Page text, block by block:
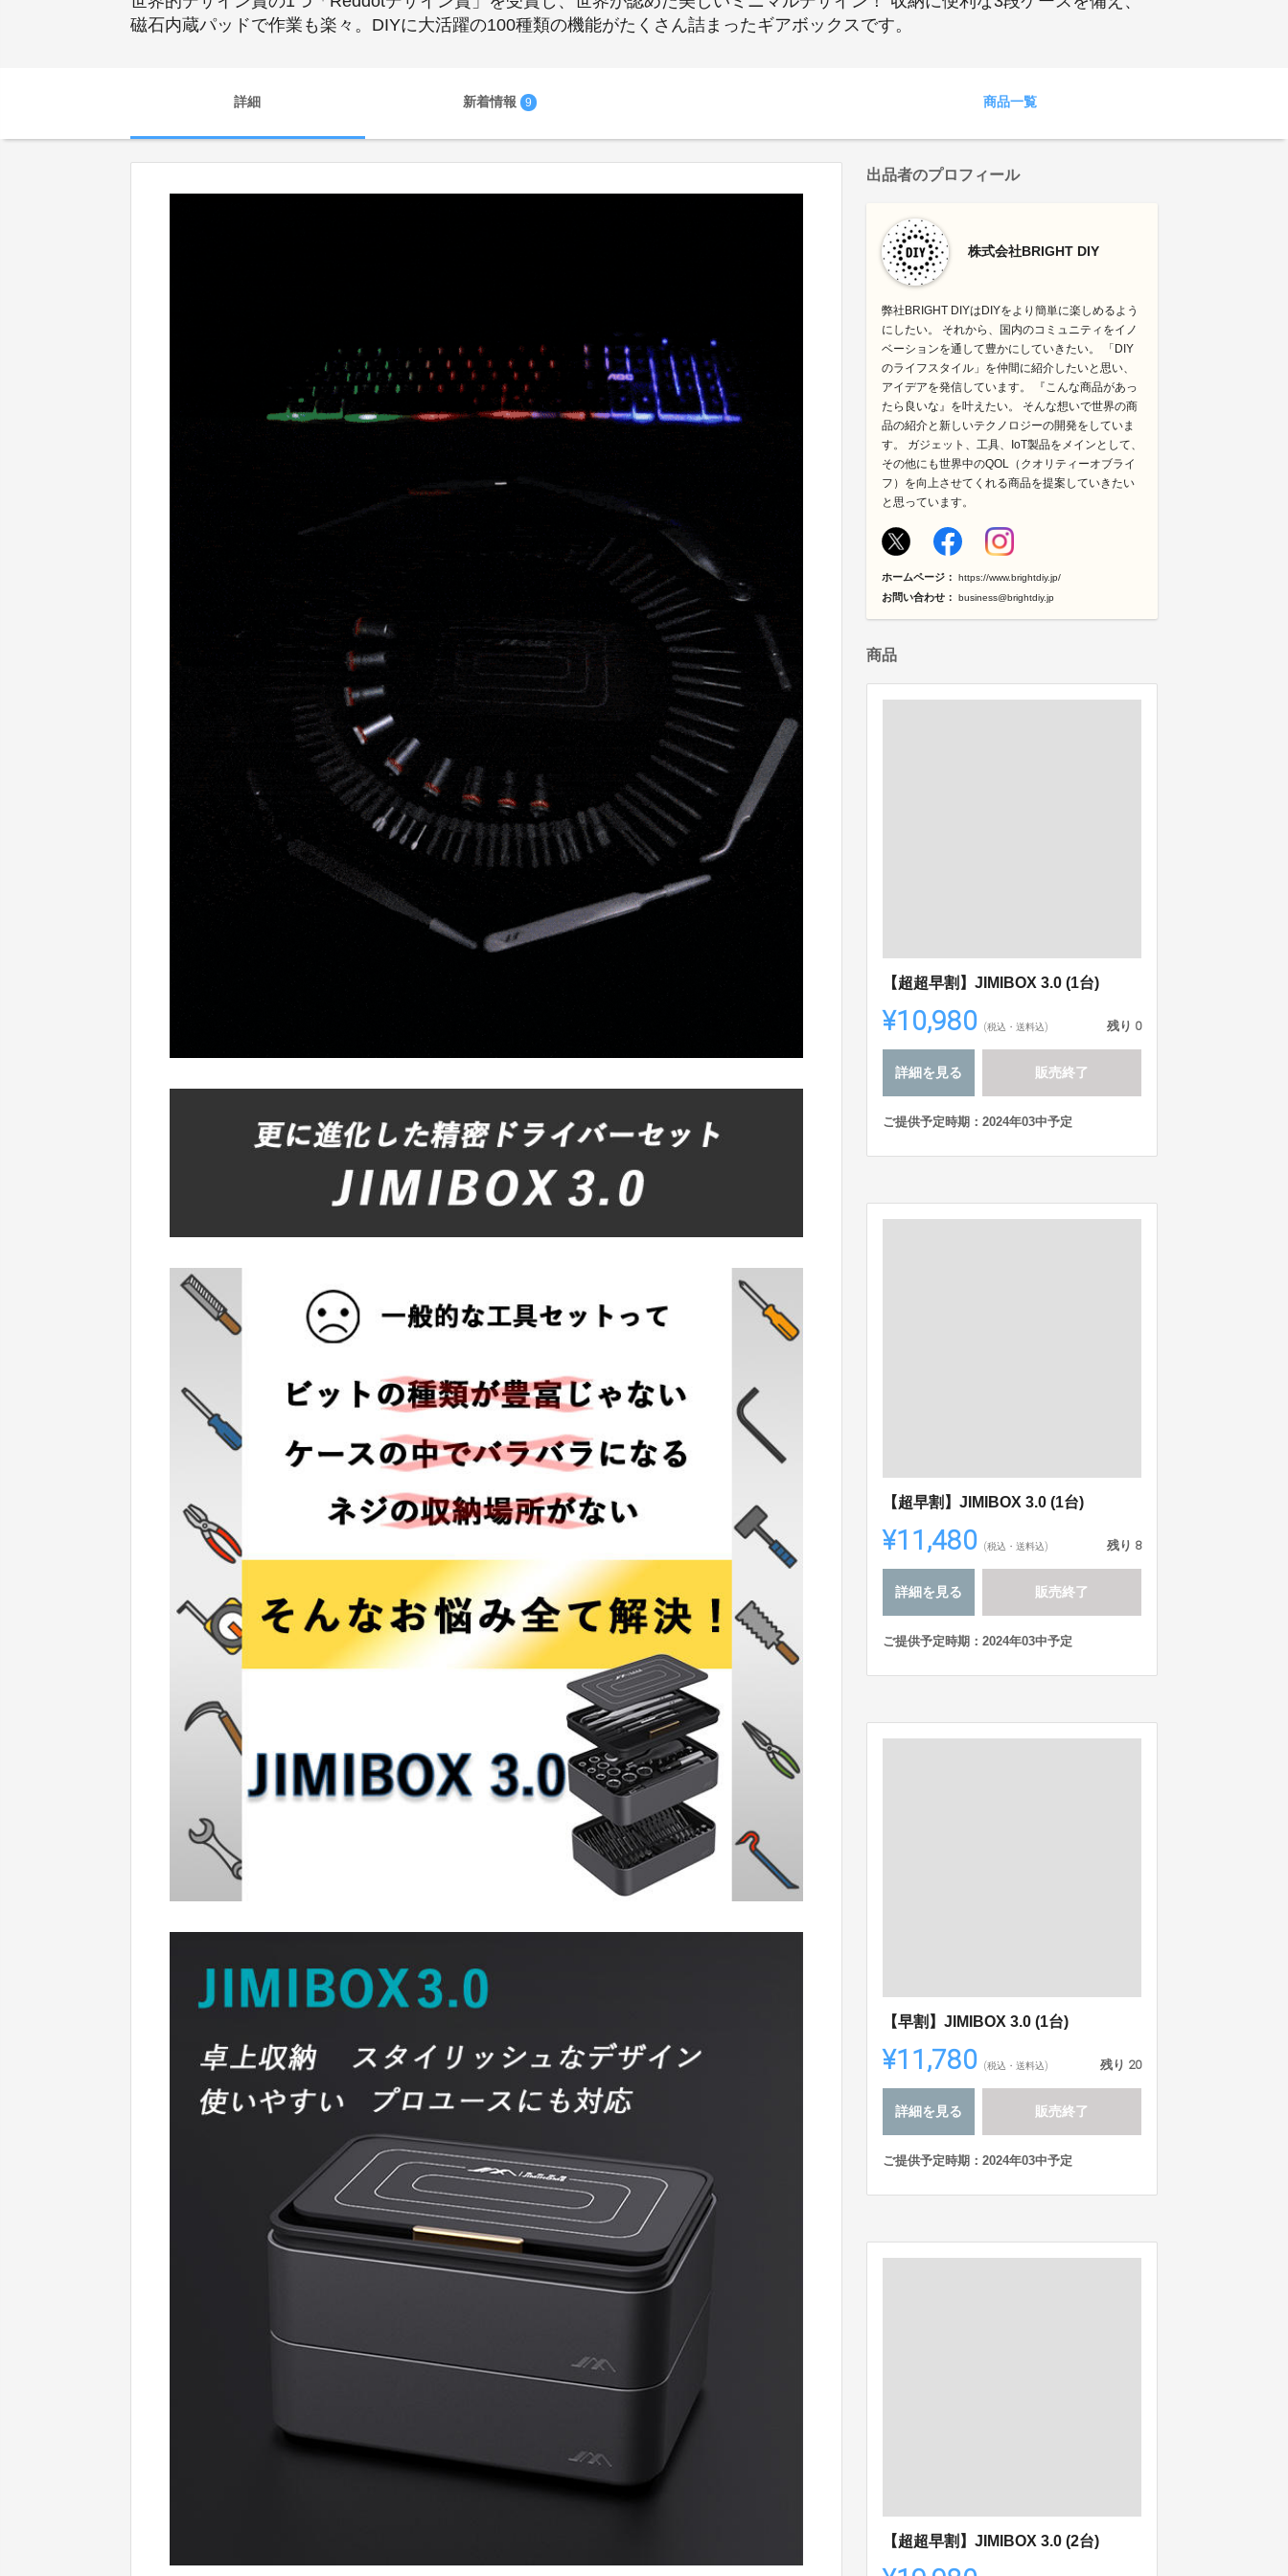
磁石内蔵パッドで作業も楽々。DIYに大活躍の100種類の機能がたくさん詰まったギアボックスです。
詳細 新着情報 9 商品一覧
出品者のプロフィール
株式会社BRIGHT DIY
弊社BRIGHT DIYはDIYをより簡単に楽しめるよう
にしたい。 それから、国内のコミュニティをイノ
ベーションを通して豊かにしていきたい。 「DIY
のライフスタイル」を仲間に紹介したいと思い、
アイデアを発信しています。 『こんな商品があっ
たら良いな』を叶えたい。 そんな想いで世界の商
品の紹介と新しいテクノロジーの開発をしていま
す。 ガジェット、工具、IoT製品をメインとして、
その他にも世界中のQOL（クオリティーオブライ
フ）を向上させてくれる商品を提案していきたい
と思っています。
ホームページ： https://www.brightdiy.jp/
お問い合わせ： business@brightdiy.jp
商品
【超超早割】JIMIBOX 3.0 (1台)
¥10,980 (税込・送料込) 残り 0
詳細を見る 販売終了
ご提供予定時期：2024年03中予定
【超早割】JIMIBOX 3.0 (1台)
¥11,480 (税込・送料込) 残り 8
詳細を見る 販売終了
ご提供予定時期：2024年03中予定
【早割】JIMIBOX 3.0 (1台)
¥11,780 (税込・送料込) 残り 20
詳細を見る 販売終了
ご提供予定時期：2024年03中予定
【超超早割】JIMIBOX 3.0 (2台)